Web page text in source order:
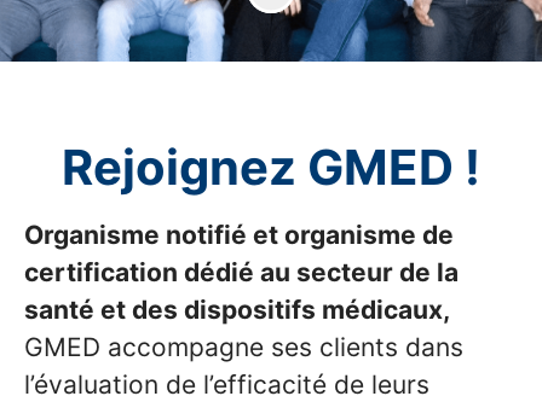
Rejoignez GMED !
Organisme notifié et organisme de
certification dédié au secteur de la
santé et des dispositifs médicaux,
GMED accompagne ses clients dans
l’évaluation de l’efficacité de leurs